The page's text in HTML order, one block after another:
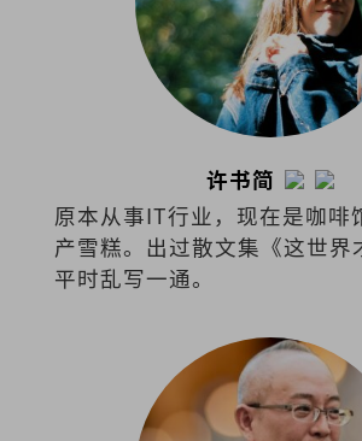
许书简
原本从事IT行业，现在是咖啡
产雪糕。出过散文集《这世界
平时乱写一通。